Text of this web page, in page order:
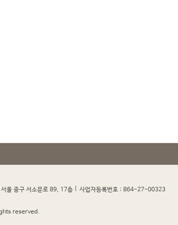
서울 중구 서소문로 89, 17층 사업자등록번호 : 864-27-00323
reserved.